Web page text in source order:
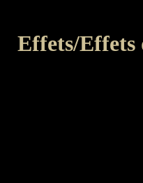
Effets/Effets